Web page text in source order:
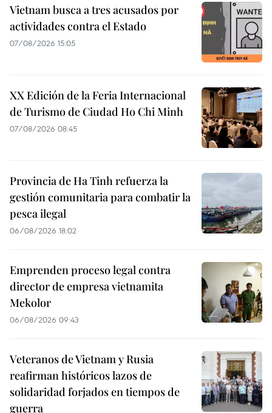
Vietnam busca a tres acusados por
actividades contra el Estado
07/08/2026 15:05
XX Edición de la Feria Internacional
de Turismo de Ciudad Ho Chi Minh
07/08/2026 08:45
Provincia de Ha Tinh refuerza la
gestión comunitaria para combatir la
pesca ilegal
06/08/2026 18:02
Emprenden proceso legal contra
director de empresa vietnamita
Mekolor
06/08/2026 09:43
Veteranos de Vietnam y Rusia
reafirman históricos lazos de
solidaridad forjados en tiempos de
guerra